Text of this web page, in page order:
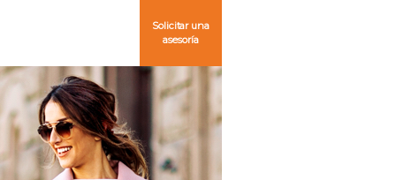
Solicitar una
asesoría